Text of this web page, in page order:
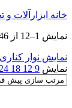
خانه ابزارآلات و
نمایش 1–12 از 46 نتیجه
نمایش نوار کناری
نمایش 9
12
18
24